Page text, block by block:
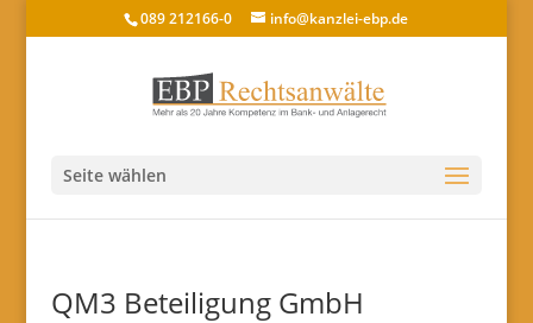
089 212166-0 info@kanzlei-ebp.de
Seite wählen
QM3 Beteiligung GmbH